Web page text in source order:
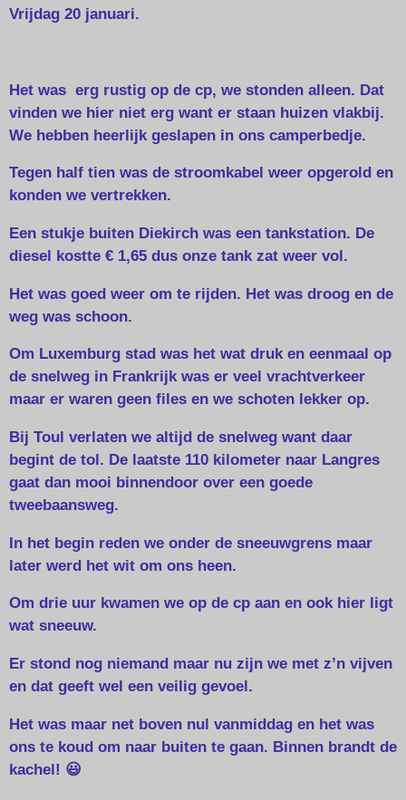
Vrijdag 20 januari.
Het was erg rustig op de cp, we stonden alleen. Dat
vinden we hier niet erg want er staan huizen vlakbij.
We hebben heerlijk geslapen in ons camperbedje.
Tegen half tien was de stroomkabel weer opgerold en
konden we vertrekken.
Een stukje buiten Diekirch was een tankstation. De
diesel kostte € 1,65 dus onze tank zat weer vol.
Het was goed weer om te rijden. Het was droog en de
weg was schoon.
Om Luxemburg stad was het wat druk en eenmaal op
de snelweg in Frankrijk was er veel vrachtverkeer
maar er waren geen files en we schoten lekker op.
Bij Toul verlaten we altijd de snelweg want daar
begint de tol. De laatste 110 kilometer naar Langres
gaat dan mooi binnendoor over een goede
tweebaansweg.
In het begin reden we onder de sneeuwgrens maar
later werd het wit om ons heen.
Om drie uur kwamen we op de cp aan en ook hier ligt
wat sneeuw.
Er stond nog niemand maar nu zijn we met z’n vijven
en dat geeft wel een veilig gevoel.
Het was maar net boven nul vanmiddag en het was
ons te koud om naar buiten te gaan. Binnen brandt de
kachel! 😃